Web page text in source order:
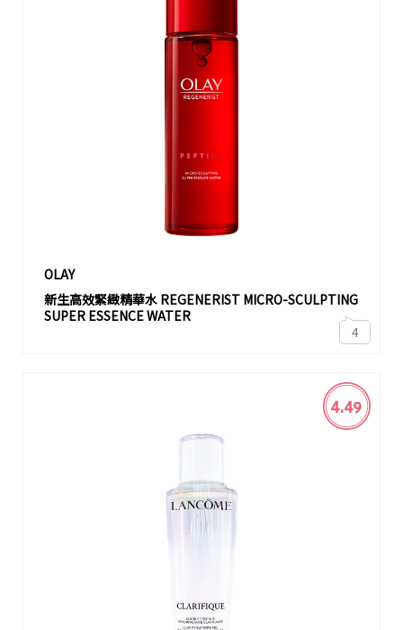
OLAY
新生高效緊緻精華水 REGENERIST MICRO-SCULPTING
SUPER ESSENCE WATER
4
4.49